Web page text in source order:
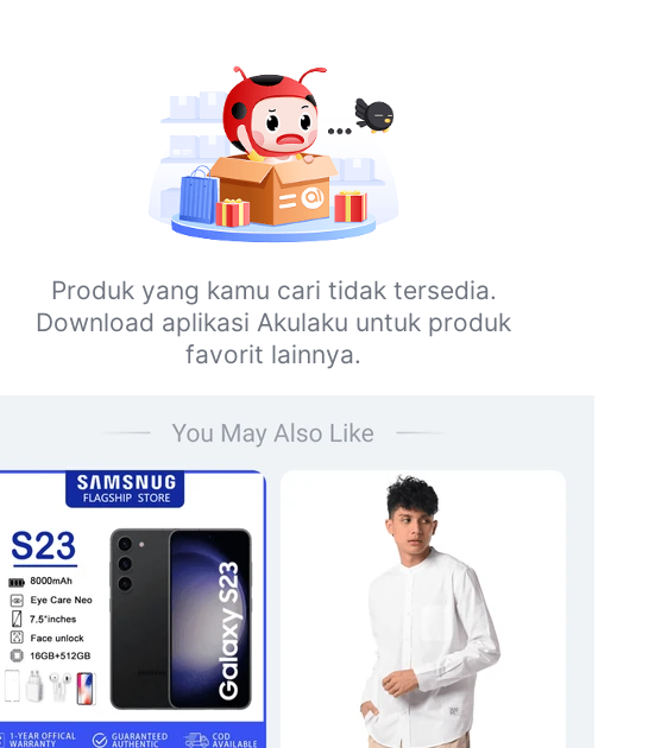
Produk yang kamu cari tidak tersedia.
Download aplikasi Akulaku untuk produk
favorit lainnya.